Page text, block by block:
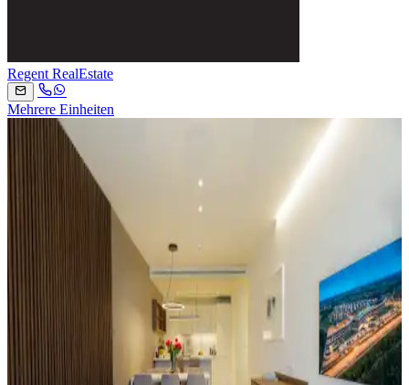
Regent RealEstate
Mehrere Einheiten